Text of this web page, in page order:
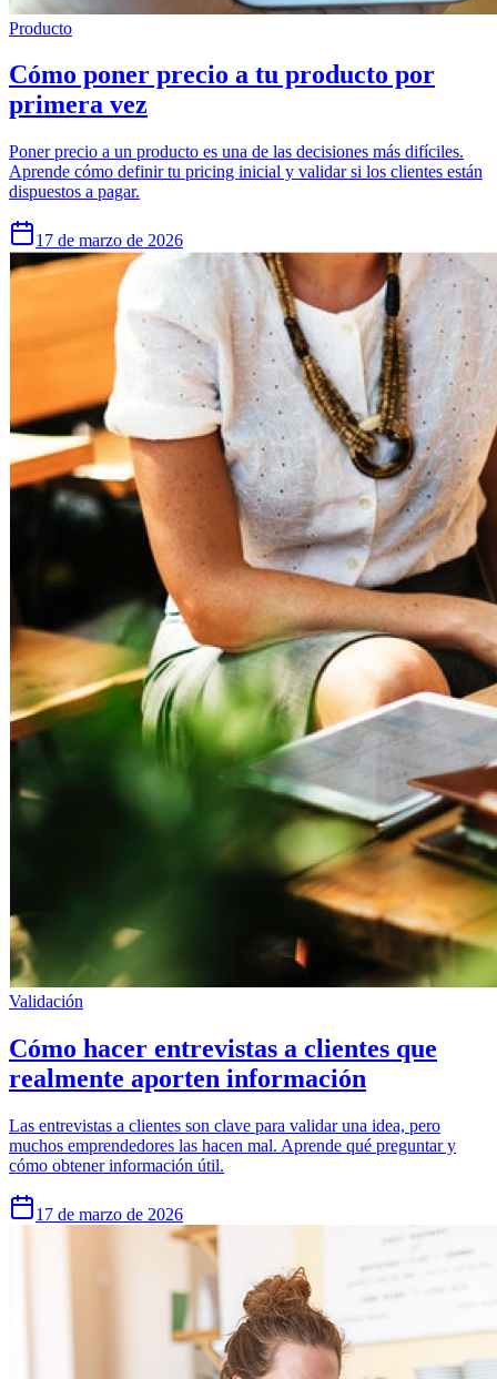
Producto
Cómo poner precio a tu producto por
primera vez
Poner precio a un producto es una de las decisiones más difíciles.
Aprende cómo definir tu pricing inicial y validar si los clientes están
dispuestos a pagar.
17 de marzo de 2026
Validación
Cómo hacer entrevistas a clientes que
realmente aporten información
Las entrevistas a clientes son clave para validar una idea, pero
muchos emprendedores las hacen mal. Aprende qué preguntar y
cómo obtener información útil.
17 de marzo de 2026